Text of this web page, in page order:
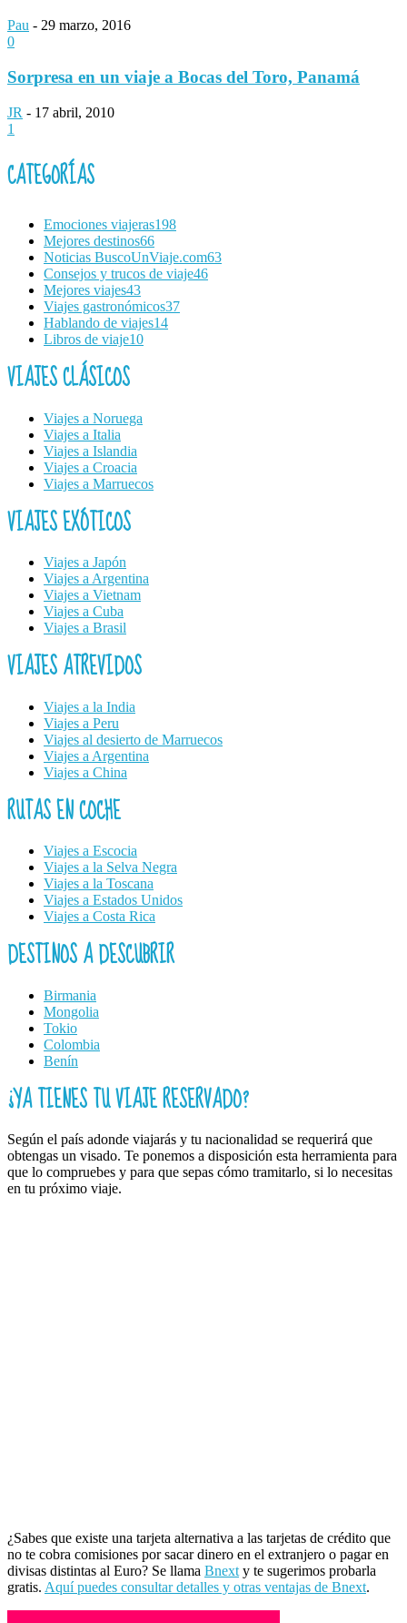
Pau - 29 marzo, 2016
0
Sorpresa en un viaje a Bocas del Toro, Panamá
JR - 17 abril, 2010
1
CATEGORÍAS
Emociones viajeras198
Mejores destinos66
Noticias BuscoUnViaje.com63
Consejos y trucos de viaje46
Mejores viajes43
Viajes gastronómicos37
Hablando de viajes14
Libros de viaje10
VIAJES CLÁSICOS
Viajes a Noruega
Viajes a Italia
Viajes a Islandia
Viajes a Croacia
Viajes a Marruecos
VIAJES EXÓTICOS
Viajes a Japón
Viajes a Argentina
Viajes a Vietnam
Viajes a Cuba
Viajes a Brasil
VIAJES ATREVIDOS
Viajes a la India
Viajes a Peru
Viajes al desierto de Marruecos
Viajes a Argentina
Viajes a China
RUTAS EN COCHE
Viajes a Escocia
Viajes a la Selva Negra
Viajes a la Toscana
Viajes a Estados Unidos
Viajes a Costa Rica
DESTINOS A DESCUBRIR
Birmania
Mongolia
Tokio
Colombia
Benín
¿YA TIENES TU VIAJE RESERVADO?
Según el país adonde viajarás y tu nacionalidad se requerirá que
obtengas un visado. Te ponemos a disposición esta herramienta para
que lo compruebes y para que sepas cómo tramitarlo, si lo necesitas
en tu próximo viaje.
¿Sabes que existe una tarjeta alternativa a las tarjetas de crédito que
no te cobra comisiones por sacar dinero en el extranjero o pagar en
divisas distintas al Euro? Se llama Bnext y te sugerimos probarla
gratis. Aquí puedes consultar detalles y otras ventajas de Bnext.